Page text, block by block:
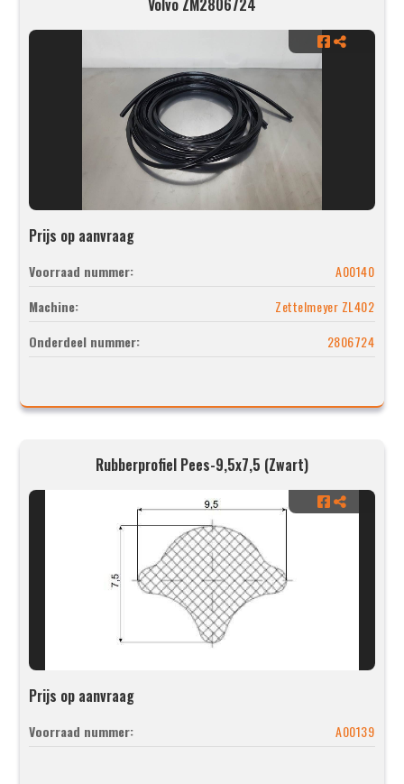
Prijs op aanvraag
Voorraad nummer:
A00140
Machine:
Zettelmeyer ZL402
Onderdeel nummer:
2806724
Rubberprofiel Pees-9,5x7,5 (Zwart)
Prijs op aanvraag
Voorraad nummer: A00139